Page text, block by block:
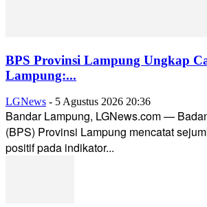
BPS Provinsi Lampung Ungkap
Lampung:...
LGNews - 5 Agustus 2026 20:36
Bandar Lampung, LGNews.com —
(BPS) Provinsi Lampung mencatat
positif pada indikator...